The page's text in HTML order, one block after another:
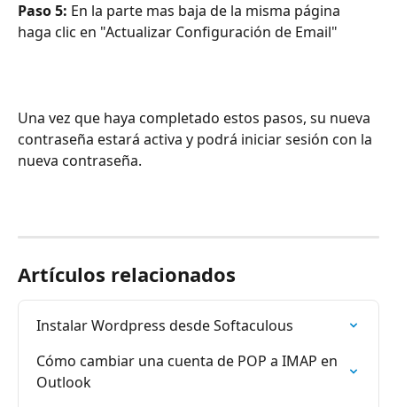
Paso 5: En la parte mas baja de la misma página
haga clic en "Actualizar Configuración de Email"
Una vez que haya completado estos pasos, su nueva
contraseña estará activa y podrá iniciar sesión con la
nueva contraseña.
Artículos relacionados
Instalar Wordpress desde Softaculous
Cómo cambiar una cuenta de POP a IMAP en
Outlook